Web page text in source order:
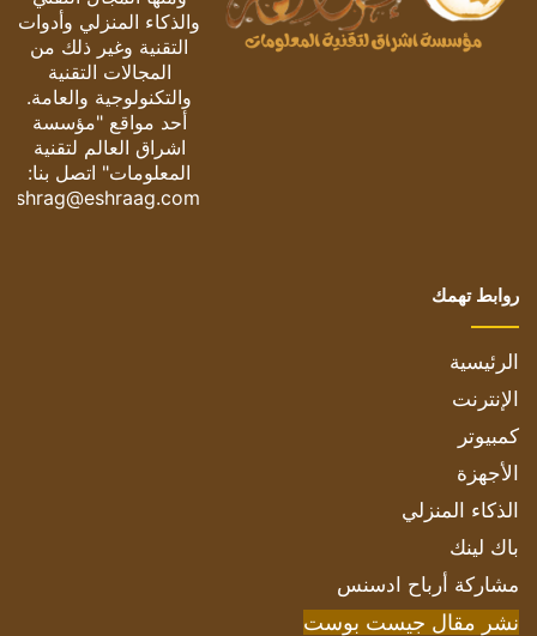
والذكاء المنزلي وأدوات
التقنية وغير ذلك من
المجالات التقنية
والتكنولوجية والعامة.
أحد مواقع "مؤسسة
اشراق العالم لتقنية
المعلومات" اتصل بنا:
eshrag@eshraag.com
روابط تهمك
الرئيسية
الإنترنت
كمبيوتر
الأجهزة
الذكاء المنزلي
باك لينك
مشاركة أرباح ادسنس
نشر مقال جيست بوست